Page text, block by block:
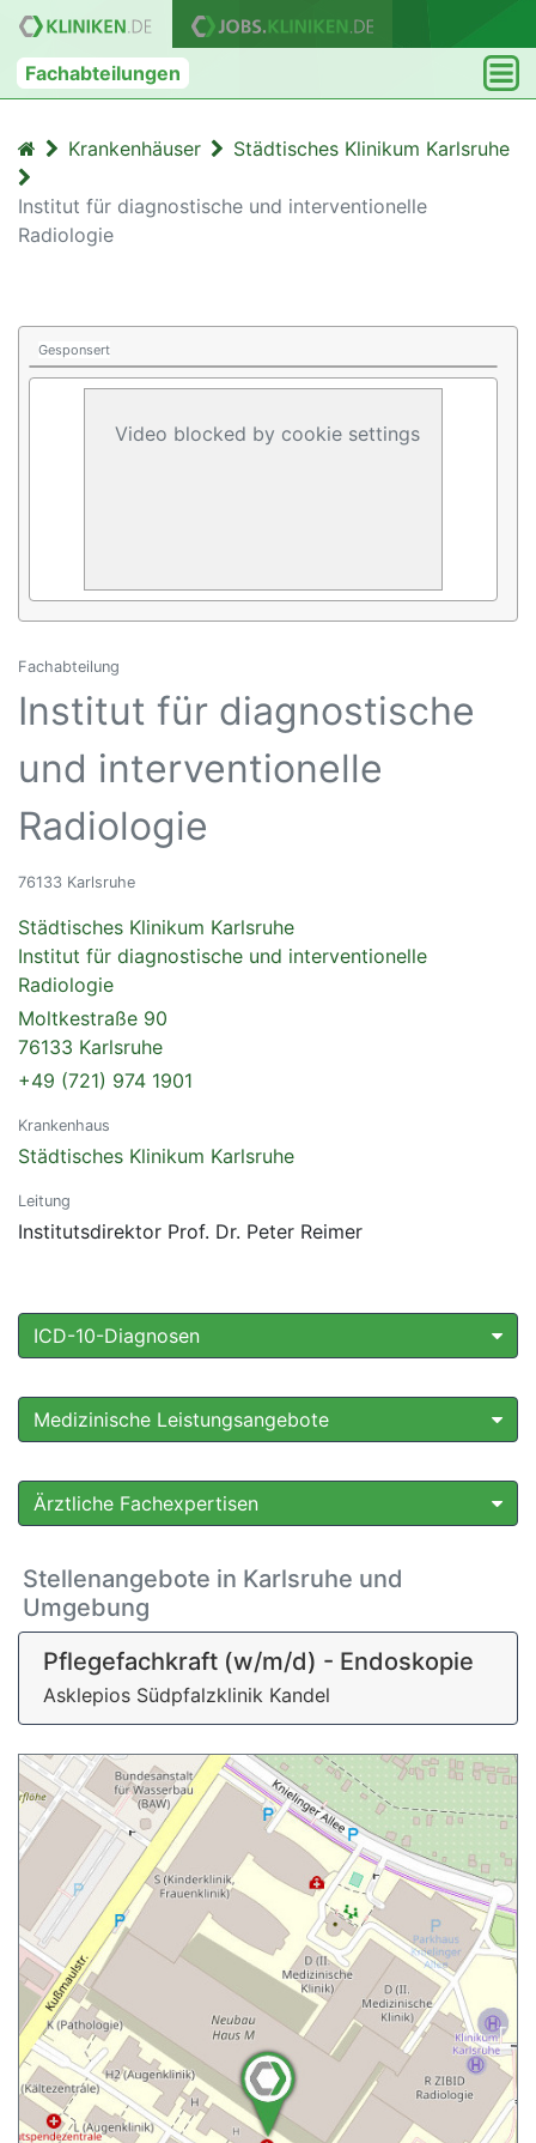
Fachabteilungen
Krankenhäuser Städtisches Klinikum Karlsruhe
Institut für diagnostische und interventionelle
Radiologie
Gesponsert
Video blocked by cookie settings
Fachabteilung
Institut für diagnostische
und interventionelle
Radiologie
76133 Karlsruhe
Städtisches Klinikum Karlsruhe
Institut für diagnostische und interventionelle
Radiologie
Moltkestraße 90
76133 Karlsruhe
+49 (721) 974 1901
Krankenhaus
Städtisches Klinikum Karlsruhe
Leitung
Institutsdirektor Prof. Dr. Peter Reimer
ICD-10-Diagnosen
Medizinische Leistungsangebote
Ärztliche Fachexpertisen
Stellenangebote in Karlsruhe und
Umgebung
Pflegefachkraft (w/m/d) - Endoskopie
Asklepios Südpfalzklinik Kandel